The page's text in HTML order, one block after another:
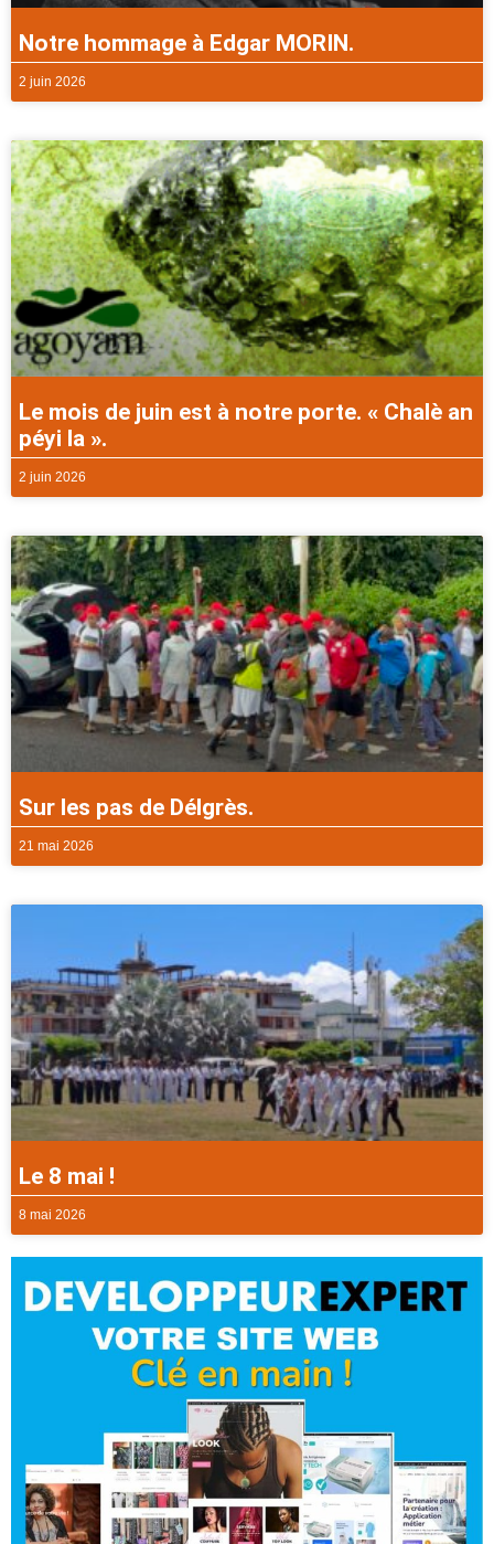
Notre hommage à Edgar MORIN.
2 juin 2026
Le mois de juin est à notre porte. « Chalè an
péyi la ».
2 juin 2026
Sur les pas de Délgrès.
21 mai 2026
Le 8 mai !
8 mai 2026